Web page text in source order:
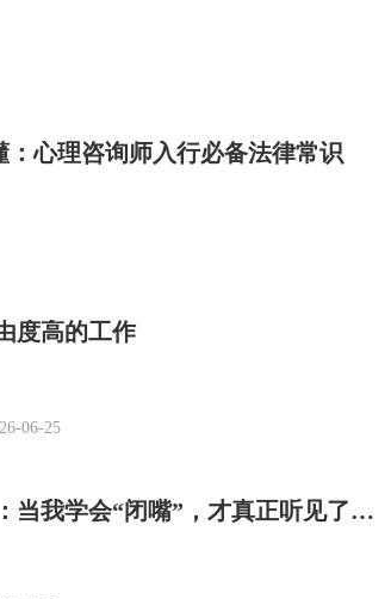
：心理咨询师入行必备法律常识
度高的工作
06-25
当我学会“闭嘴”，才真正听见了世